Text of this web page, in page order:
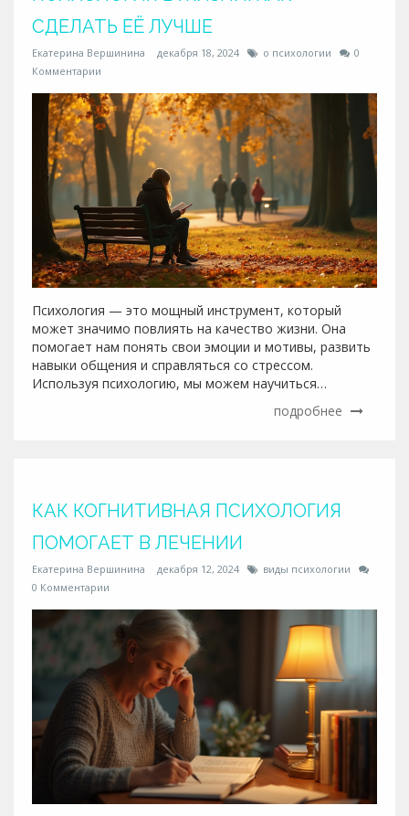
СДЕЛАТЬ ЕЁ ЛУЧШЕ
Екатерина Вершинина декабря 18, 2024 о психологии
0
Комментарии
Психология — это мощный инструмент, который
может значимо повлиять на качество жизни. Она
помогает нам понять свои эмоции и мотивы, развить
навыки общения и справляться со стрессом.
Используя психологию, мы можем научиться
эффективно решать проблемы и процветать даже в
сложных ситуациях. Эта статья предлагает
подробнее
КАК КОГНИТИВНАЯ ПСИХОЛОГИЯ
ПОМОГАЕТ В ЛЕЧЕНИИ
Екатерина Вершинина декабря 12, 2024
виды психологии
0 Комментарии